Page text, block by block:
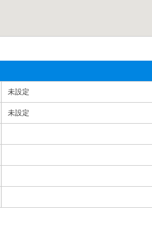
未設定
未設定